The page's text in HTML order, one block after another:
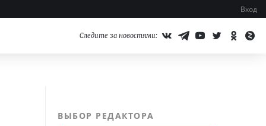
Вход
Следите за новостями:
ВЫБОР РЕДАКТОРА